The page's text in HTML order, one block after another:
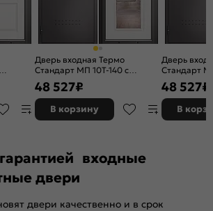
с
Дверь входная Термо
Стандарт МП 10T-140 с
терморазрывом Шоколад
букле/Белый ларче, 2 замка, с
ночной задвижкой
48 527₽
В корзину
Дверь
Стандарт
букле/
ночной
48 527₽
В
входные
двери
двери качественно и в срок